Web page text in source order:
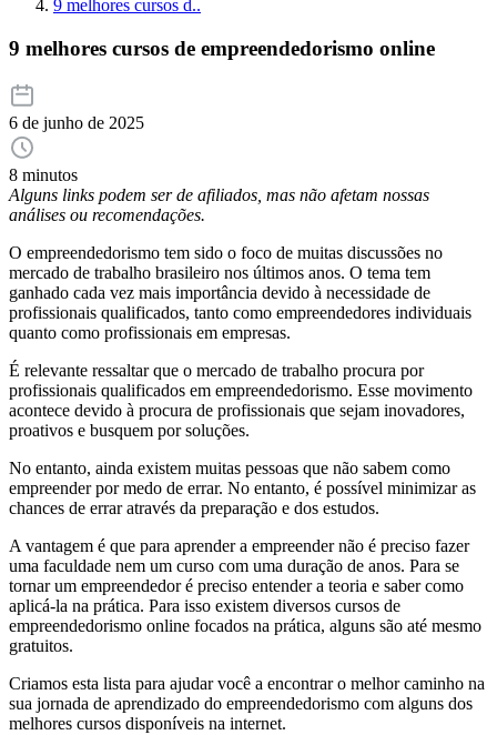
9 melhores cursos d..
9 melhores cursos de empreendedorismo online
6 de junho de 2025
8 minutos
Alguns links podem ser de afiliados, mas não afetam nossas
análises ou recomendações.
O empreendedorismo tem sido o foco de muitas discussões no
mercado de trabalho brasileiro nos últimos anos. O tema tem
ganhado cada vez mais importância devido à necessidade de
profissionais qualificados, tanto como empreendedores individuais
quanto como profissionais em empresas.
É relevante ressaltar que o mercado de trabalho procura por
profissionais qualificados em empreendedorismo. Esse movimento
acontece devido à procura de profissionais que sejam inovadores,
proativos e busquem por soluções.
No entanto, ainda existem muitas pessoas que não sabem como
empreender por medo de errar. No entanto, é possível minimizar as
chances de errar através da preparação e dos estudos.
A vantagem é que para aprender a empreender não é preciso fazer
uma faculdade nem um curso com uma duração de anos. Para se
tornar um empreendedor é preciso entender a teoria e saber como
aplicá-la na prática. Para isso existem diversos cursos de
empreendedorismo online focados na prática, alguns são até mesmo
gratuitos.
Criamos esta lista para ajudar você a encontrar o melhor caminho na
sua jornada de aprendizado do empreendedorismo com alguns dos
melhores cursos disponíveis na internet.